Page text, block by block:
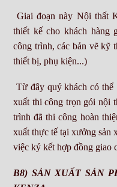
Giai đoạn này Nội thất
thiết kế cho khách hàng
công trình, các bản vẽ kỹ
thiết bị, phụ kiện...)
Từ đây quý khách có
xuất thi công trọn gói nội
trình đã thi công hoàn
xuất thực tế tại xưởng sản
việc ký kết hợp đồng giao
B8) SẢN XUẤT SẢN